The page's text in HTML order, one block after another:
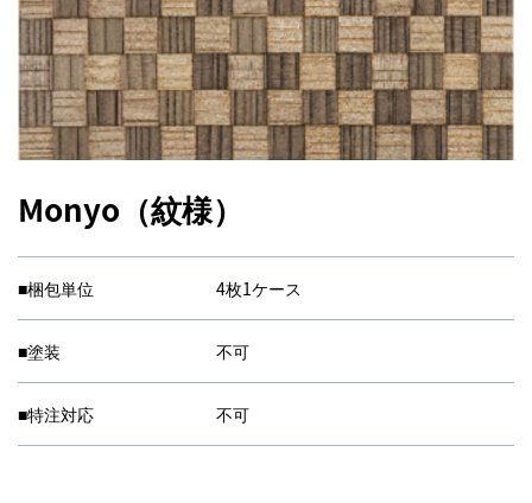
Monyo（紋様）
■梱包単位 4枚1ケース
■塗装 不可
■特注対応 不可